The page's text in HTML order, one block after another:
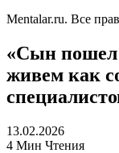
Mentalar.ru. Все
«Сын пошел
живем как
13.02.2026
4 Мин Чтения